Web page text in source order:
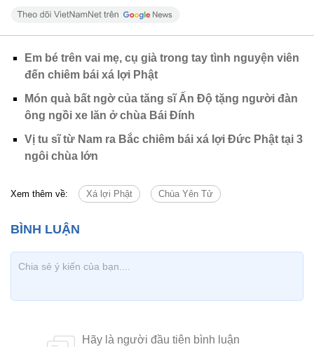
Em bé trên vai mẹ, cụ già trong tay tình nguyện viên
đến chiêm bái xá lợi Phật
Món quà bất ngờ của tăng sĩ Ấn Độ tặng người đàn
ông ngồi xe lăn ở chùa Bái Đính
Vị tu sĩ từ Nam ra Bắc chiêm bái xá lợi Đức Phật tại 3
ngôi chùa lớn
Xem thêm về: Xá lợi Phật Chùa Yên Tử